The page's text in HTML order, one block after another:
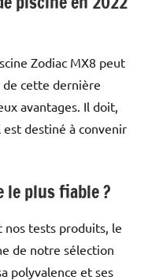
Zodiac MX8 peut
cette dernière
avantages. Il doit,
destiné à convenir
le plus fiable ?
nos tests produits, le
de notre sélection
polyvalence et ses